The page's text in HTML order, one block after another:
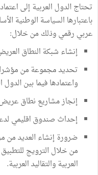
تحتاج الدول العربية إلى
باعتبارها السياسة الوطنية
عربي رقمي وذلك من خلال:
إنشاء شبكة النطاق
تحديد مجموعة من
واعتمادها فيما بين الدول
إنجاز مشاريع نطاق عريض
إحداث صندوق اقليمي
ضرورة إنشاء العديد من
من خلال الترويج
العربية والتقاليد العربية.